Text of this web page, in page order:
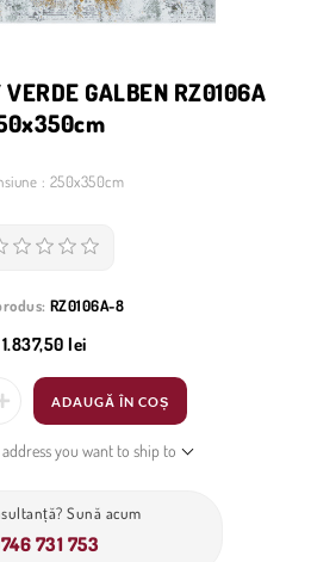
GALBEN RZ0106A
: 250x350cm
RZ0106A-8
1.837,50 lei
ADAUGĂ ÎN COȘ
address you want to ship to
Sună acum
731 753